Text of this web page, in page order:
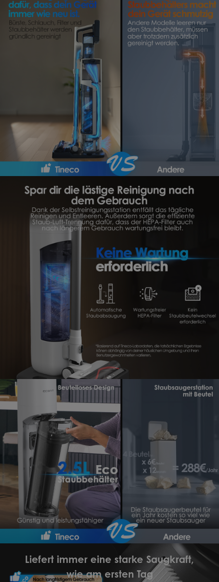
Liefert immer eine starke Saugkraft,
wie am ersten Tag